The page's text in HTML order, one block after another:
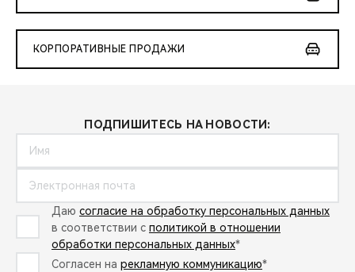
КОРПОРАТИВНЫЕ ПРОДАЖИ
ПОДПИШИТЕСЬ НА НОВОСТИ:
Даю согласие на обработку персональных данных
в соответствии с политикой в отношении
обработки персональных данных*
Согласен на рекламную коммуникацию*